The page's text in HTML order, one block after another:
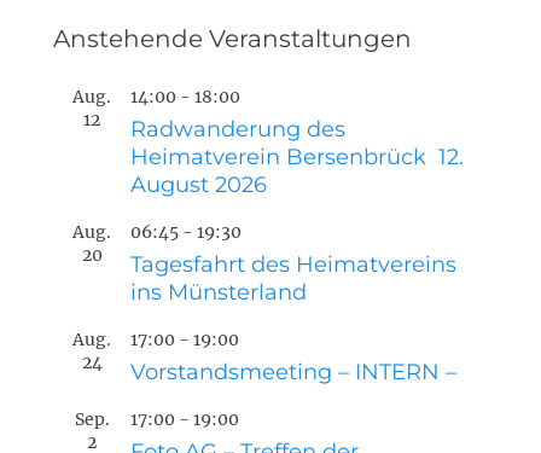
Anstehende Veranstaltungen
Aug.
12
14:00 - 18:00
Radwanderung des
Heimatverein Bersenbrück 12.
August 2026
Aug.
20
06:45 - 19:30
Tagesfahrt des Heimatvereins
ins Münsterland
Aug.
24
17:00 - 19:00
Vorstandsmeeting – INTERN –
Sep.
2
17:00 - 19:00